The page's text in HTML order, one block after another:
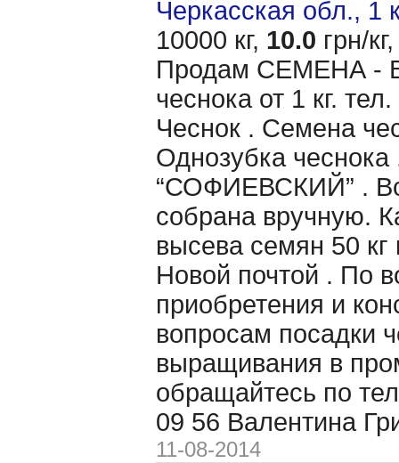
Черкасская обл., 1
10000 кг, 10.0 грн/кг,
Продам CЕМЕНА -
чеснока от 1 кг.
Чеснок . Семена
Однозубка чеснока
“СОФИЕВСКИЙ” .
собрана вручную.
высева семян 50 кг
Новой почтой . По
приобретения и
вопросам посадки
выращивания в
обращайтесь по
09 56 Валентина
11-08-2014